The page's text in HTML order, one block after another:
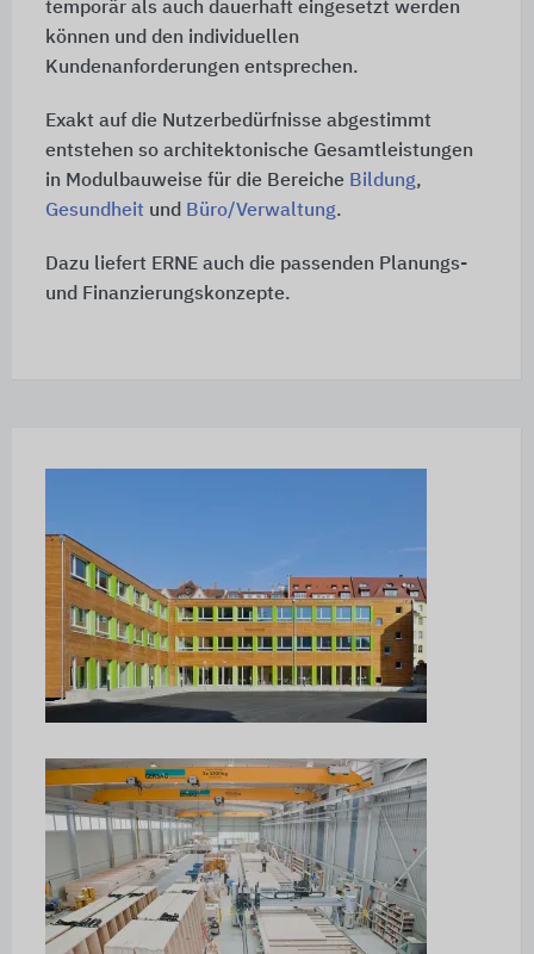
temporär als auch dauerhaft eingesetzt werden
können und den individuellen
Kundenanforderungen entsprechen.
Exakt auf die Nutzerbedürfnisse abgestimmt
entstehen so architektonische Gesamtleistungen
in Modulbauweise für die Bereiche Bildung,
Gesundheitund Büro/Verwaltung.
Dazu liefert ERNE auch die passenden Planungs-
und Finanzierungskonzepte.